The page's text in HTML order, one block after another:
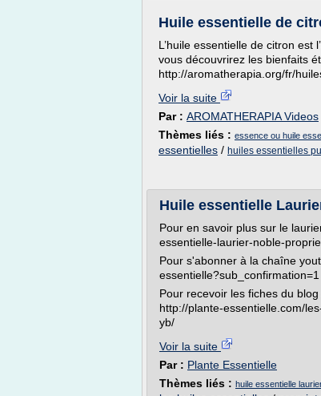
Huile essentielle de
L’huile essentielle de citron est
vous découvrirez les bienfaits
http://aromatherapia.org/fr/
Voir la suite
Par : AROMATHERAPIA Videos
Thèmes liés : essence ou huile
essentielles / huiles essentielles
Huile essentielle
Pour en savoir plus sur le
essentielle-laurier-noble-
Pour s'abonner à la chaîne
essentielle?sub_confirmation=1
Pour recevoir les fiches du
http://plante-essentielle.com/
yb/
Voir la suite
Par : Plante Essentielle
Thèmes liés : huile essentielle